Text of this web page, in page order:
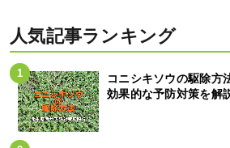
人気記事ランキング
コニシキソウの駆除
効果的な予防対策を解